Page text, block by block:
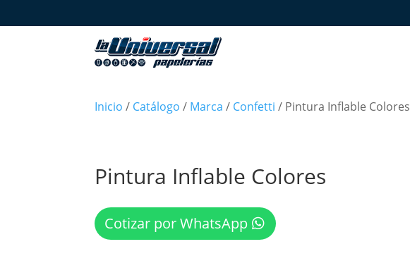
Inicio / Catálogo / Marca / Confetti / Pintura Inflable Colores
Pintura Inflable Colores
Cotizar por WhatsApp